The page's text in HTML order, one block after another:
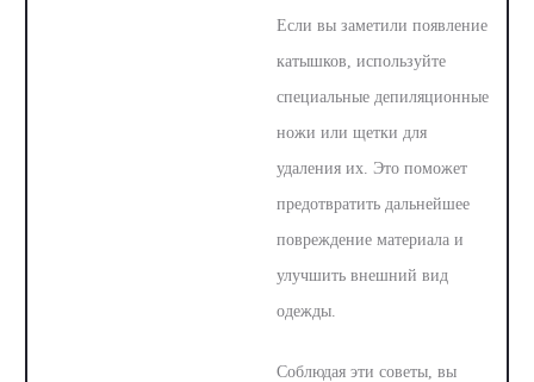
Если вы заметили появление
катышков, используйте
специальные депиляционные
ножи или щетки для
удаления их. Это поможет
предотвратить дальнейшее
повреждение материала и
улучшить внешний вид
одежды.
Соблюдая эти советы, вы